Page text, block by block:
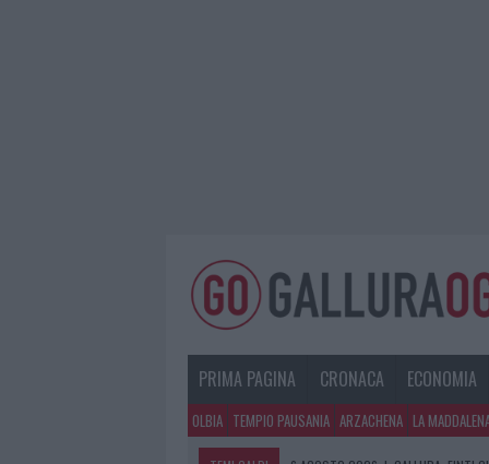
PRIMA PAGINA CRONACA ECONOMIA
OLBIA TEMPIO PAUSANIA ARZACHENA LA